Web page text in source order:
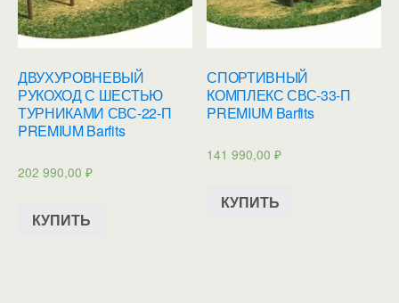
ДВУХУРОВНЕВЫЙ
РУКОХОД С ШЕСТЬЮ
ТУРНИКАМИ СВС-22-П
PREMIUM Barfits
202 990,00 ₽
КУПИТЬ
СПОРТИВНЫЙ
КОМПЛЕКС СВС-33-П
PREMIUM Barfits
141 990,00₽
КУПИТЬ